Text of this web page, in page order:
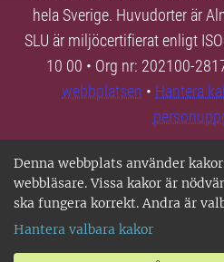
Denna webbplats använder
webbläsare. Vissa kakor är
ska fungera korrekt. Andra är
Hantera valbara kakor
hela Sverige. Huvudorter är
SLU är miljöcertifierat enligt
10 00 • Org nr: 202100-
webbplatsen • Hantera